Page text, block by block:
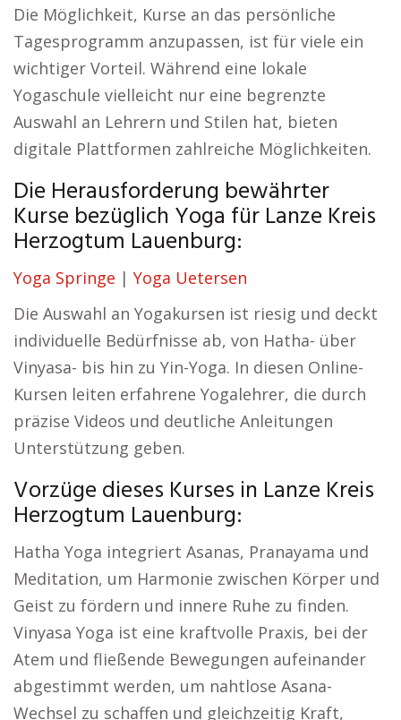
Die Möglichkeit, Kurse an das persönliche
Tagesprogramm anzupassen, ist für viele ein
wichtiger Vorteil. Während eine lokale
Yogaschule vielleicht nur eine begrenzte
Auswahl an Lehrern und Stilen hat, bieten
digitale Plattformen zahlreiche Möglichkeiten.
Die Herausforderung bewährter
Kurse bezüglich Yoga für Lanze Kreis
Herzogtum Lauenburg:
Yoga Springe | Yoga Uetersen
Die Auswahl an Yogakursen ist riesig und deckt
individuelle Bedürfnisse ab, von Hatha- über
Vinyasa- bis hin zu Yin-Yoga. In diesen Online-
Kursen leiten erfahrene Yogalehrer, die durch
präzise Videos und deutliche Anleitungen
Unterstützung geben.
Vorzüge dieses Kurses in Lanze Kreis
Herzogtum Lauenburg:
Hatha Yoga integriert Asanas, Pranayama und
Meditation, um Harmonie zwischen Körper und
Geist zu fördern und innere Ruhe zu finden.
Vinyasa Yoga ist eine kraftvolle Praxis, bei der
Atem und fließende Bewegungen aufeinander
abgestimmt werden, um nahtlose Asana-
Wechsel zu schaffen und gleichzeitig Kraft,